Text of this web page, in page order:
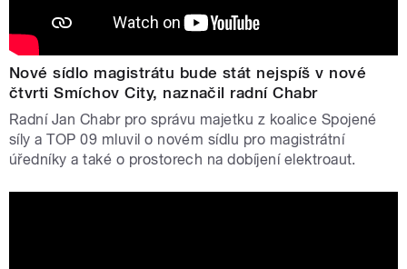
Nové sídlo magistrátu bude stát nejspíš v nové
čtvrti Smíchov City, naznačil radní Chabr
Radní Jan Chabr pro správu majetku z koalice Spojené
síly a TOP 09 mluvil o novém sídlu pro magistrátní
úředníky a také o prostorech na dobíjení elektroaut.